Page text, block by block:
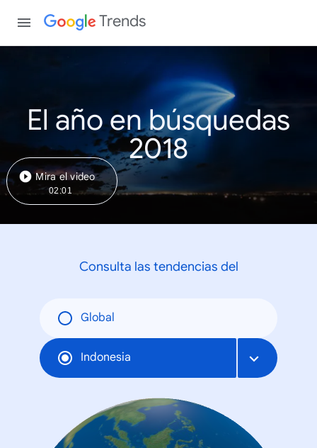
Trends
El año en búsquedas
2018
Mira el video
02:01
Consulta las tendencias del
Global
Indonesia